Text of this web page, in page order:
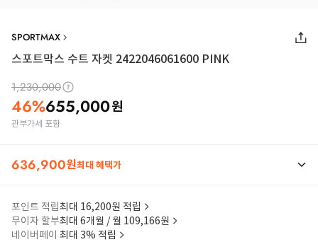
SPORTMAX
스포트막스 수트 자켓 2422046061600 PINK
1,230,000
46%655,000원
관부가세 포함
636,900원최대 혜택가
포인트 적립최대 16,200원 적립
무이자 할부최대 6개월 / 월 109,166원
네이버페이 최대 3% 적립